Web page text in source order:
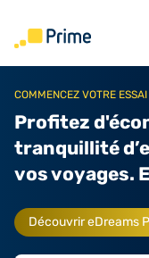
COMMENCEZ VOTRE ESSAI
Profitez
tranquillité
vos voyages.
Découvrir eDreams